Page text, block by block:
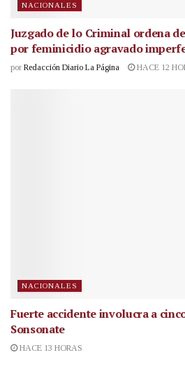
NACIONALES
Juzgado de lo Criminal ordena
por feminicidio agravado
por Redacción Diario La Página HACE 12
NACIONALES
Fuerte accidente involucra a
Sonsonate
HACE 13 HORAS